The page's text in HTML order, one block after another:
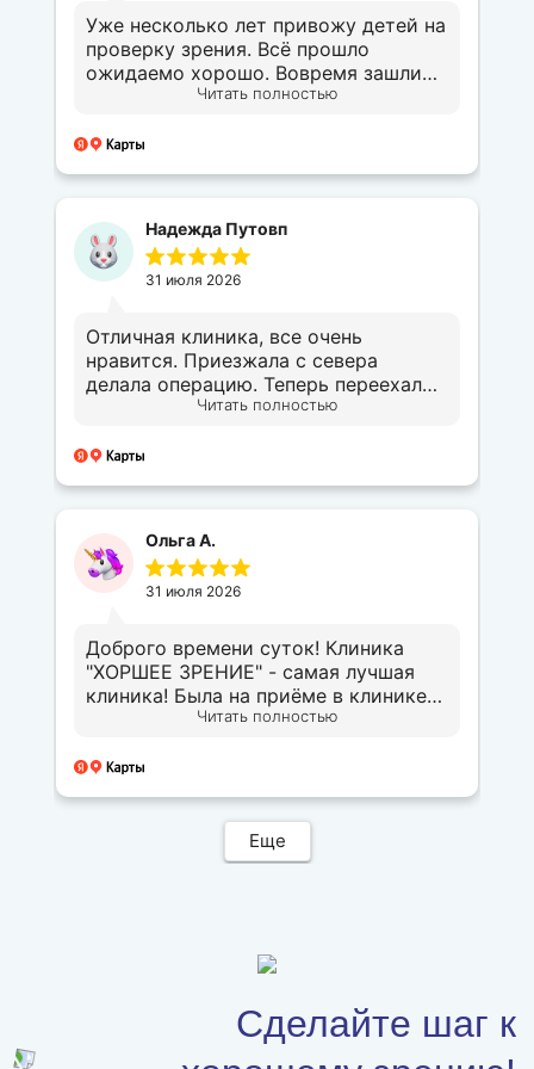
Уже несколько лет привожу детей на
проверку зрения. Всё прошло
ожидаемо хорошо. Вовремя зашли
на обследование и получили ответы
Читать полностью
Надежда Путовп
31 июля 2026
Отличная клиника, все очень
нравится. Приезжала с севера
делала операцию. Теперь переехали
к вам в столицу наблюдаемся всей
всем за всё.
Читать полностью
Ольга А.
31 июля 2026
Доброго времени суток! Клиника
"ХОРШЕЕ ЗРЕНИЕ" - самая лучшая
клиника! Была на приёме в клинике
несколько раз, делала операцию по
понравилось абсолютно всё. В
Читать полностью
Еще
Сделайте шаг к